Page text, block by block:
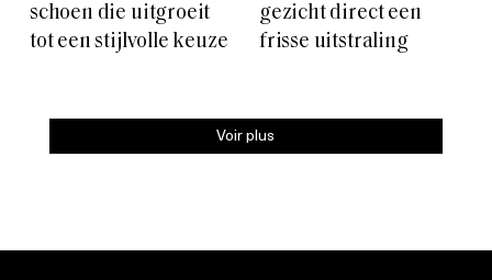
schoen die uitgroeit
tot een stijlvolle keuze
gezicht direct een
frisse uitstraling
Voir plus